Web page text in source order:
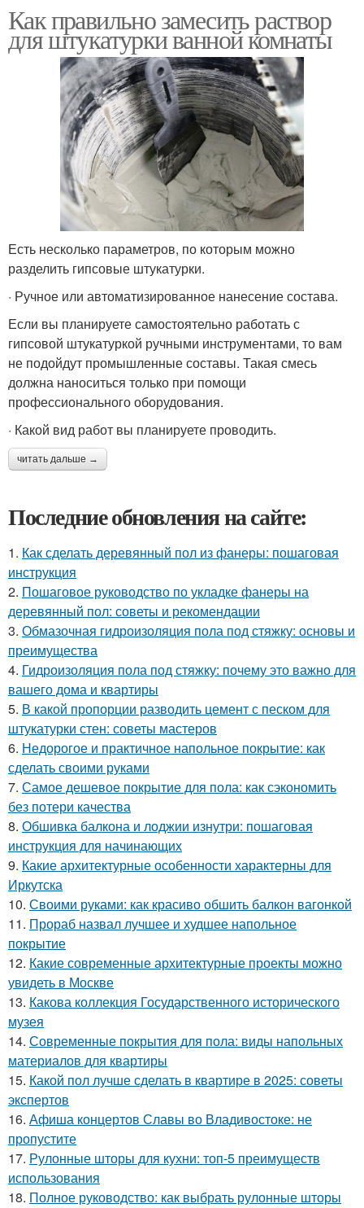
Как правильно замесить раствор
для штукатурки ванной комнаты
Есть несколько параметров, по которым можно
разделить гипсовые штукатурки.
· Ручное или автоматизированное нанесение состава.
Если вы планируете самостоятельно работать с
гипсовой штукатуркой ручными инструментами, то вам
не подойдут промышленные составы. Такая смесь
должна наноситься только при помощи
профессионального оборудования.
· Какой вид работ вы планируете проводить.
читать дальше →
Последние обновления на сайте:
1. Как сделать деревянный пол из фанеры: пошаговая
инструкция
2. Пошаговое руководство по укладке фанеры на
деревянный пол: советы и рекомендации
3. Обмазочная гидроизоляция пола под стяжку: основы и
преимущества
4. Гидроизоляция пола под стяжку: почему это важно для
вашего дома и квартиры
5. В какой пропорции разводить цемент с песком для
штукатурки стен: советы мастеров
6. Недорогое и практичное напольное покрытие: как
сделать своими руками
7. Самое дешевое покрытие для пола: как сэкономить
без потери качества
8. Обшивка балкона и лоджии изнутри: пошаговая
инструкция для начинающих
9. Какие архитектурные особенности характерны для
Иркутска
10. Своими руками: как красиво обшить балкон вагонкой
11. Прораб назвал лучшее и худшее напольное
покрытие
12. Какие современные архитектурные проекты можно
увидеть в Москве
13. Какова коллекция Государственного исторического
музея
14. Современные покрытия для пола: виды напольных
материалов для квартиры
15. Какой пол лучше сделать в квартире в 2025: советы
экспертов
16. Афиша концертов Славы во Владивостоке: не
пропустите
17. Рулонные шторы для кухни: топ-5 преимуществ
использования
18. Полное руководство: как выбрать рулонные шторы